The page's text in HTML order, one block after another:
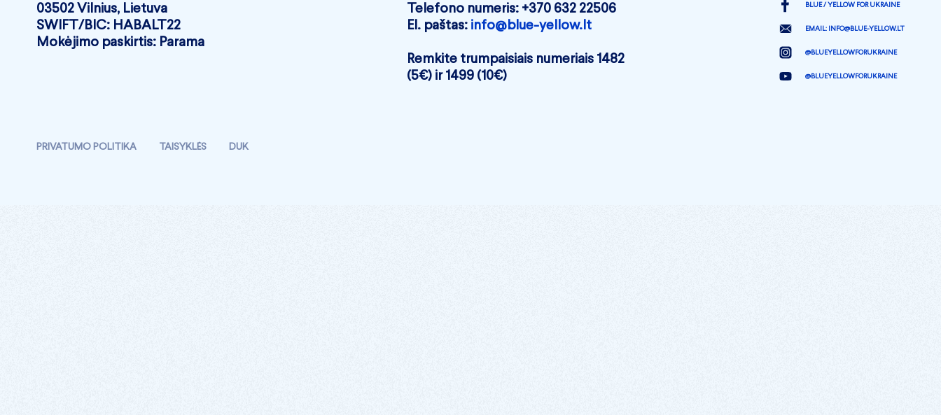
03502 Vilnius, Lietuva
SWIFT/BIC: HABALT22
Mokėjimo paskirtis: Parama
Telefono numeris: +370 632 22506
El. paštas: info@blue-yellow.lt
Remkite trumpaisiais numeriais 1482
(5€) ir 1499 (10€)
BLUE / YELLOW FOR UKRAINE
EMAIL: INFO@BLUE-YELLOW.LT
@BLUEYELLOWFORUKRAINE
@BLUEYELLOWFORUKRAINE
PRIVATUMO POLITIKA TAISYKLĖS DUK